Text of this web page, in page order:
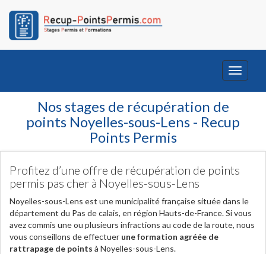
Toggle
Nos stages de récupération de
points Noyelles-sous-Lens - Recup
Points Permis
Profitez d’une offre de récupération de points
permis pas cher à Noyelles-sous-Lens
Noyelles-sous-Lens est une municipalité française située dans le
département du Pas de calais, en région Hauts-de-France. Si vous
avez commis une ou plusieurs infractions au code de la route, nous
vous conseillons de effectuer une formation agréée de
rattrapage de points à Noyelles-sous-Lens.